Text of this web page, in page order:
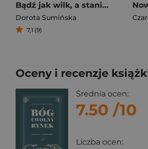
Bądź jak wilk, a staniesz się człowiekiem
Dorota Sumińska
7,1 (9)
Oceny i recenzje
Średnia ocen:
7.50 /10
Liczba ocen: